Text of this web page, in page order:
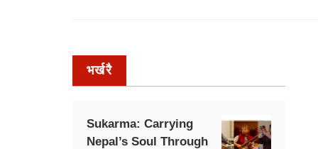
भर्खरै
Sukarma: Carrying
Nepal’s Soul Through